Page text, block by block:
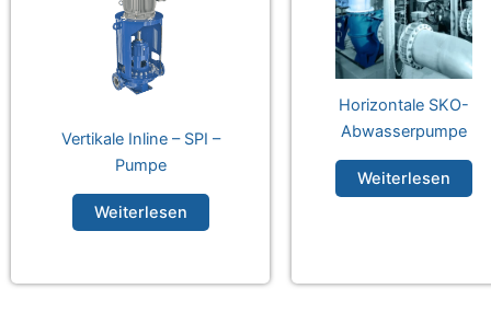
Vertikale Inline – SPI –
Pumpe
Weiterlesen
Horizontale SKO-
Abwasserpumpe
Weiterlesen